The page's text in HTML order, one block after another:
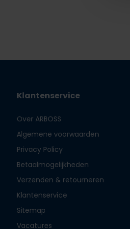
Klantenservice
Over ARBOSS
Algemene voorwaarden
Privacy Policy
Betaalmogelijkheden
Verzenden & retourneren
Klantenservice
Sitemap
Vacatures